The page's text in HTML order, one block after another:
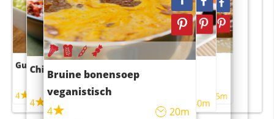
Guacamole
4
Chili con carne
4
Bruine bonensoep
veganistisch
4
20m
Sushi rijstsalade
maaltijdsalade
40m
4 55m